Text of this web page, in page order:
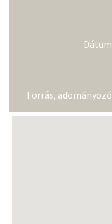
Dátum
Forrás, adományozó